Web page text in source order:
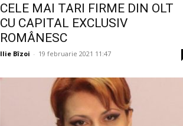
CELE MAI TARI FIRME DIN OLT
CU CAPITAL EXCLUSIV
ROMÂNESC
Ilie Bîzoi - 19 februarie 2021 11:47